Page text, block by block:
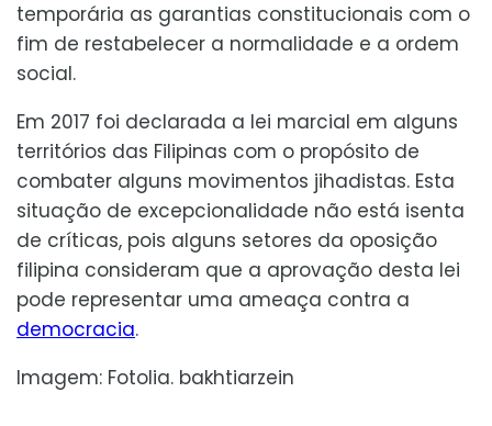
temporária as garantias constitucionais com o
fim de restabelecer a normalidade e a ordem
social.
Em 2017 foi declarada a lei marcial em alguns
territórios das Filipinas com o propósito de
combater alguns movimentos jihadistas. Esta
situação de excepcionalidade não está isenta
de críticas, pois alguns setores da oposição
filipina consideram que a aprovação desta lei
pode representar uma ameaça contra a
democracia.
Imagem: Fotolia. bakhtiarzein